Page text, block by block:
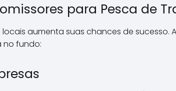
para Pesca de
aumenta suas chances de
no fundo: